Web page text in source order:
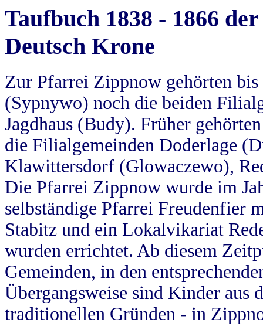
Taufbuch 1838 - 1866
Deutsch Krone
Zur Pfarrei Zippnow gehörten
(Sypnywo) noch die beiden
Jagdhaus (Budy). Früher
die Filialgemeinden Doderlage
Klawittersdorf (Glowaczewo),
Die Pfarrei Zippnow wurde im
selbständige Pfarrei Freudenfier
Stabitz und ein Lokalvikariat
wurden errichtet. Ab diesem
Gemeinden, in den
Übergangsweise sind Kinder aus
traditionellen Gründen - in